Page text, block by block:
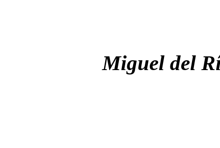
Miguel del